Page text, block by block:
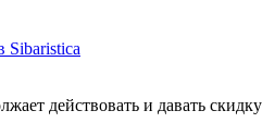
Sibaristica
действовать и давать скидку